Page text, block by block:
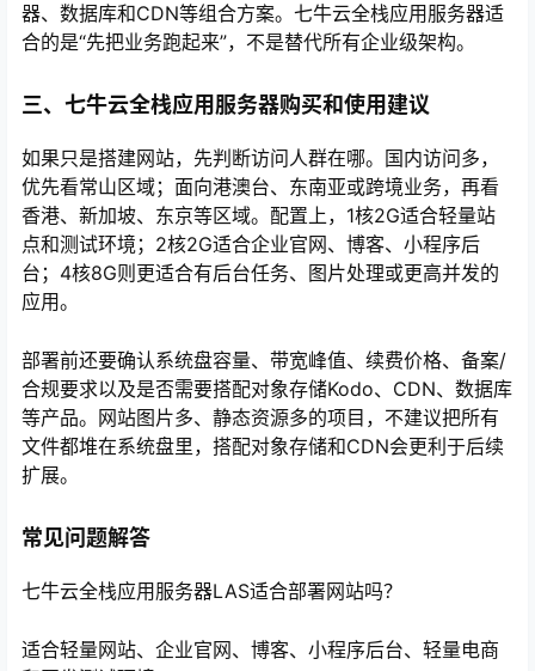
器、数据库和CDN等组合方案。七牛云全栈应用服务器适
合的是“先把业务跑起来”，不是替代所有企业级架构。
三、七牛云全栈应用服务器购买和使用建议
如果只是搭建网站，先判断访问人群在哪。国内访问多，
优先看常山区域；面向港澳台、东南亚或跨境业务，再看
香港、新加坡、东京等区域。配置上，1核2G适合轻量站
点和测试环境；2核2G适合企业官网、博客、小程序后
台；4核8G则更适合有后台任务、图片处理或更高并发的
应用。
部署前还要确认系统盘容量、带宽峰值、续费价格、备案/
合规要求以及是否需要搭配对象存储Kodo、CDN、数据库
等产品。网站图片多、静态资源多的项目，不建议把所有
文件都堆在系统盘里，搭配对象存储和CDN会更利于后续
扩展。
常见问题解答
七牛云全栈应用服务器LAS适合部署网站吗？
适合轻量网站、企业官网、博客、小程序后台、轻量电商